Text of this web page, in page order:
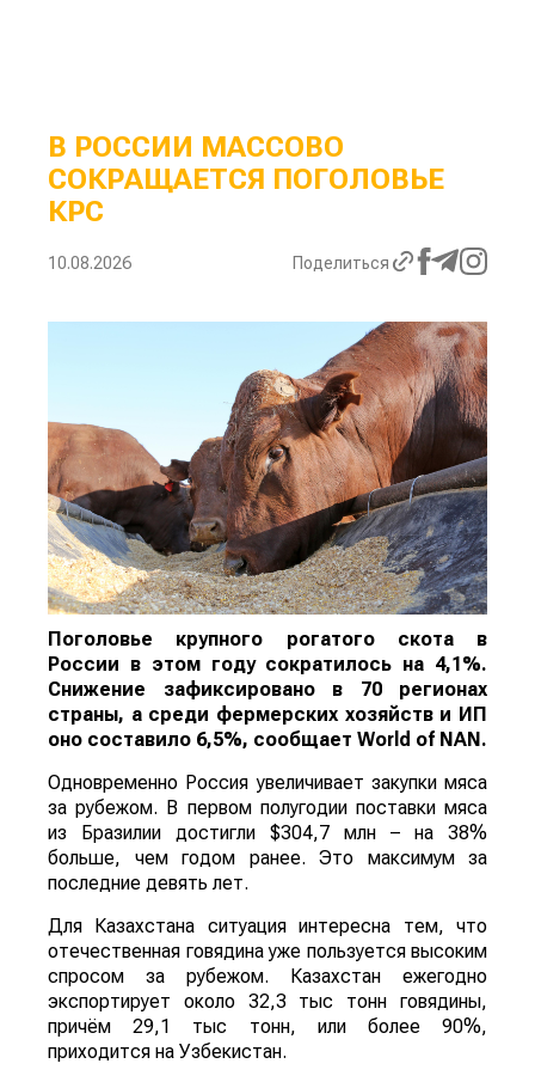
В РОССИИ МАССОВО
СОКРАЩАЕТСЯ ПОГОЛОВЬЕ
КРС
10.08.2026 Поделиться
Поголовье крупного рогатого скота в
России в этом году сократилось на 4,1%.
Снижение зафиксировано в 70 регионах
страны, а среди фермерских хозяйств и ИП
оно составило 6,5%, сообщает World of NAN .
Одновременно Россия увеличивает закупки мяса
за рубежом. В первом полугодии поставки мяса
из Бразилии достигли $304,7 млн – на 38%
больше, чем годом ранее. Это максимум за
последние девять лет.
Для Казахстана ситуация интересна тем, что
отечественная говядина уже пользуется высоким
спросом за рубежом. Казахстан ежегодно
экспортирует около 32,3 тыс тонн говядины,
причём 29,1 тыс тонн, или более 90%,
приходится на Узбекистан.